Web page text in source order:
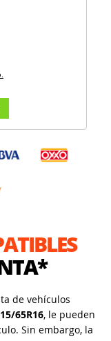
de vehículos
65R16, le pueden
Sin embargo, la